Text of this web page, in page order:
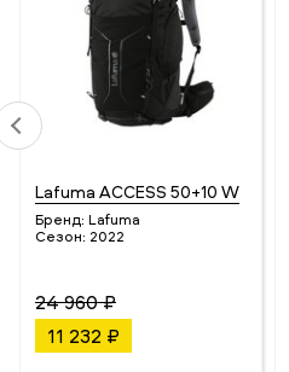
Lafuma ACCESS 50+10 W
Бренд: Lafuma
Сезон: 2022
24 960 ₽
11 232 ₽